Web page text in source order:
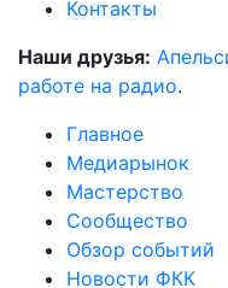
Контакты
Наши друзья:
работе на радио.
Главное
Медиарынок
Мастерство
Сообщество
Обзор событий
Новости ФКК